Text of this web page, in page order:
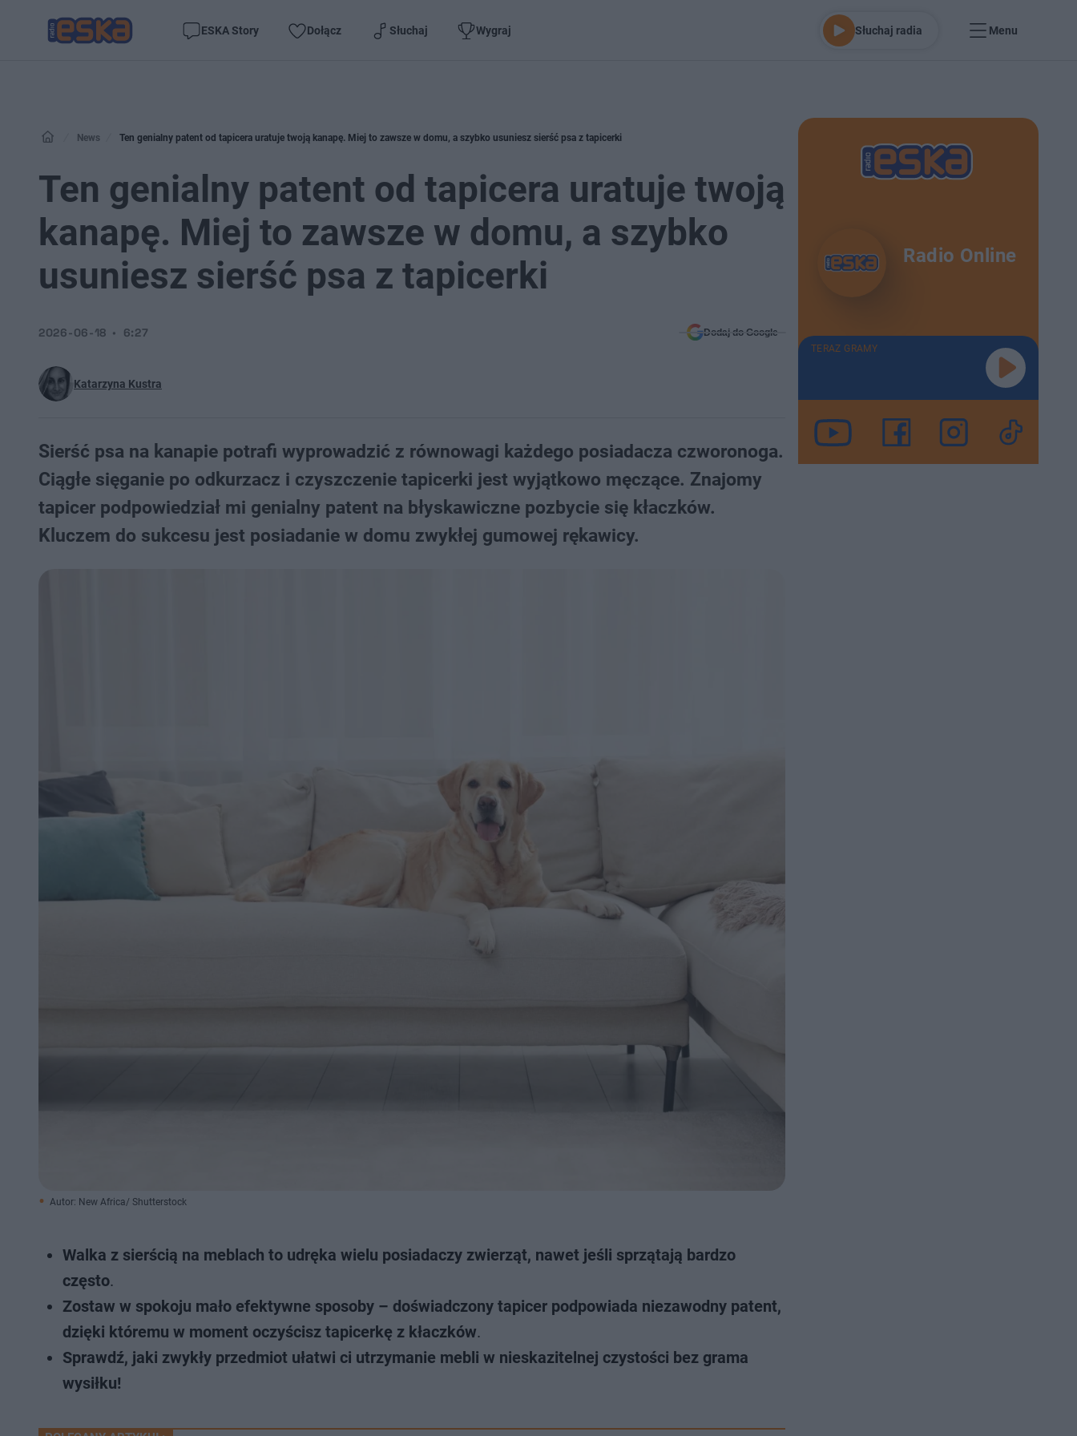
ESKA Story Dołącz Słuchaj Wygraj Słuchaj radia Menu
News Ten genialny patent od tapicera uratuje twoją kanapę. Miej to zawsze w domu, a szybko usuniesz sierść psa z tapicerki
Ten genialny patent od tapicera uratuje twoją
kanapę. Miej to zawsze w domu, a szybko
usuniesz sierść psa z tapicerki
Katarzyna Kustra
2026-06-18 6:27 Dodaj do Google
Sierść psa na kanapie potrafi wyprowadzić z równowagi każdego posiadacza czworonoga.
Ciągłe sięganie po odkurzacz i czyszczenie tapicerki jest wyjątkowo męczące. Znajomy
tapicer podpowiedział mi genialny patent na błyskawiczne pozbycie się kłaczków.
Kluczem do sukcesu jest posiadanie w domu zwykłej gumowej rękawicy.
Autor: New Africa/ Shutterstock
Walka z sierścią na meblach to udręka wielu posiadaczy zwierząt, nawet jeśli sprzątają bardzo
często.
Zostaw w spokoju mało efektywne sposoby – doświadczony tapicer podpowiada niezawodny patent,
dzięki któremu w moment oczyścisz tapicerkę z kłaczków.
Sprawdź, jaki zwykły przedmiot ułatwi ci utrzymanie mebli w nieskazitelnej czystości bez grama
wysiłku!
Radio Online
TERAZ GRAMY